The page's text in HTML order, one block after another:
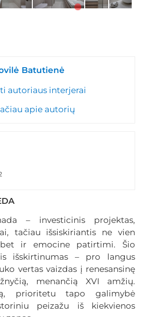
Batutienė
autoriaus interjerai
apie autorių
– investicinis projektas,
tačiau išsiskiriantis ne vien
bet ir emocine patirtimi. Šio
išskirtinumas – pro langus
vertas vaizdas į renesansinę
menančią XVI amžių.
prioritetu tapo galimybė
peizažu iš kiekvienos